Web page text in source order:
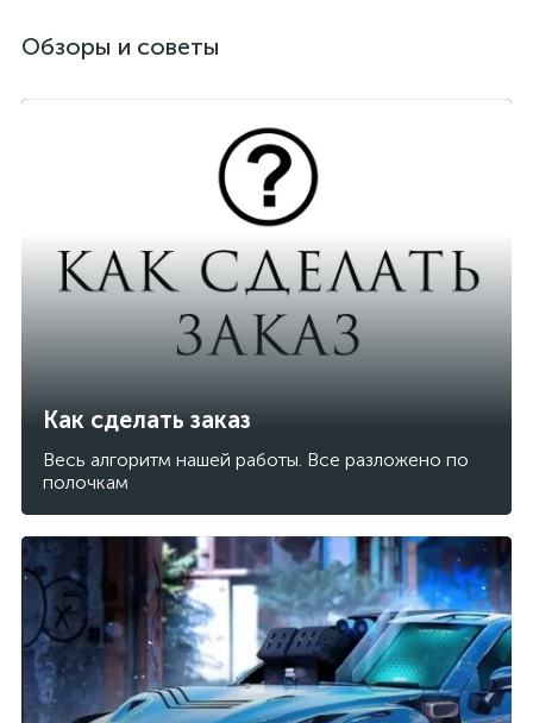
Обзоры и советы
Как сделать заказ
Весь алгоритм нашей работы. Все разложено по
полочкам